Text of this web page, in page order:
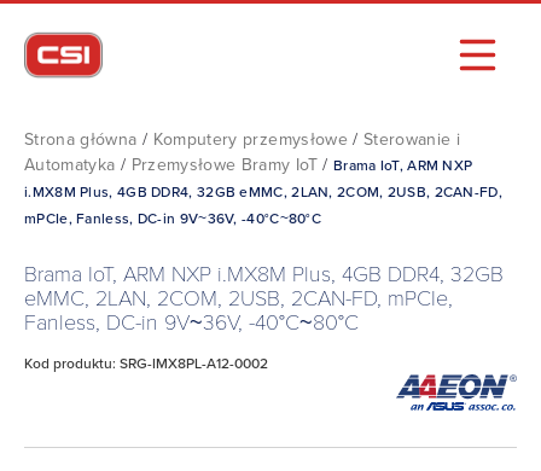
Strona główna / Komputery przemysłowe /Sterowanie i
Automatyka / Przemysłowe Bramy IoT/ Brama IoT, ARM NXP
i.MX8M Plus, 4GB DDR4, 32GB eMMC, 2LAN, 2COM, 2USB, 2CAN-FD,
mPCIe, Fanless, DC-in 9V~36V, -40°C~80°C
Brama IoT, ARM NXP i.MX8M Plus, 4GB DDR4, 32GB
eMMC, 2LAN, 2COM, 2USB, 2CAN-FD, mPCIe,
Fanless, DC-in 9V~36V, -40°C~80°C
Kod produktu: SRG-IMX8PL-A12-0002